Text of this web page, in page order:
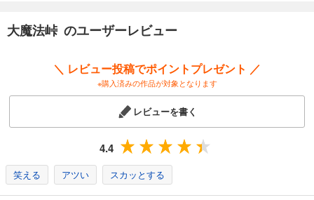
大魔法峠 のユーザーレビュー
＼ レビュー投稿でポイントプレゼント ／
※購入済みの作品が対象となります
レビューを書く
4.4
笑える アツい スカッとする